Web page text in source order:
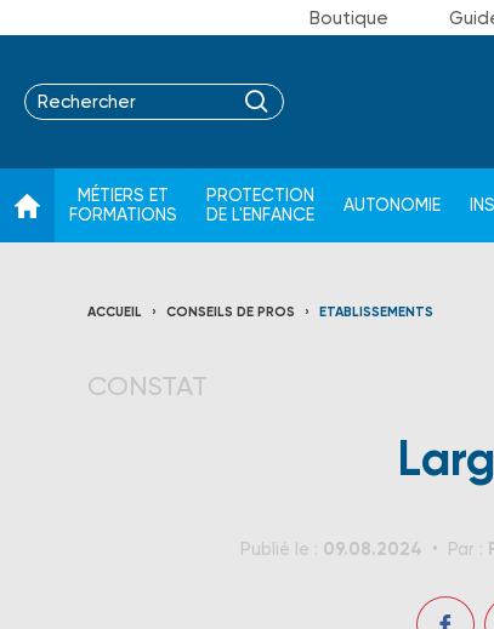
Boutique
MÉTIERS ET
FORMATIONS
PROTECTION
DE L'ENFANCE
AUTONOMIE
ACCUEIL CONSEILS DE PROS ETABLISSEMENTS
CONSTAT
Publié le : 09.08.2024 Par :